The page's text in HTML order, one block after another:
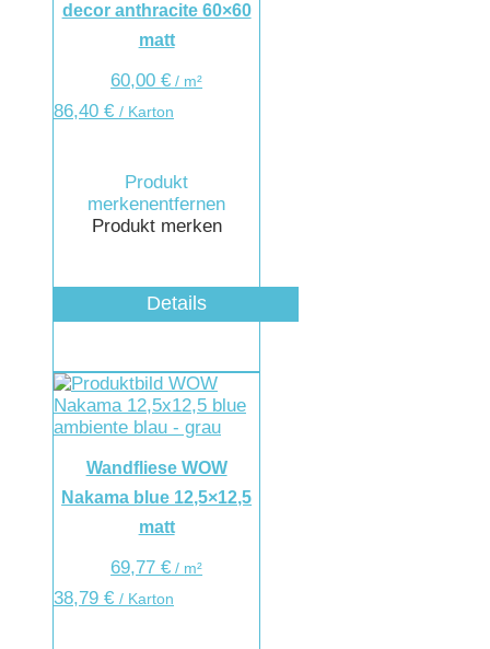
decor anthracite 60×60
matt
60,00€ / m²
86,40 € / Karton
Produkt
merkenentfernen
Produkt merken
Details
Wandfliese WOW
Nakama blue 12,5×12,5
matt
69,77€ / m²
38,79 € / Karton